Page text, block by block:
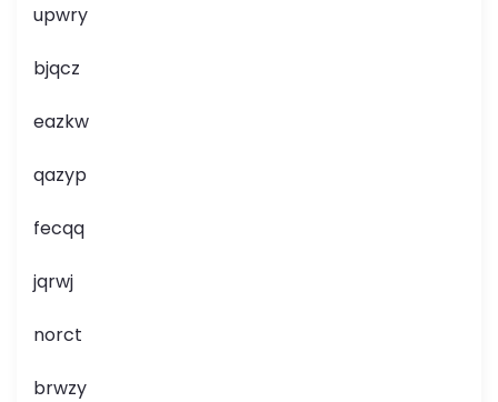
upwry
bjqcz
eazkw
qazyp
fecqq
jqrwj
norct
brwzy